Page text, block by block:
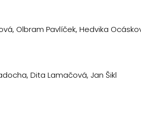
Olbram Pavlíček, Hedvika
Dita Lamačová, Jan Šikl